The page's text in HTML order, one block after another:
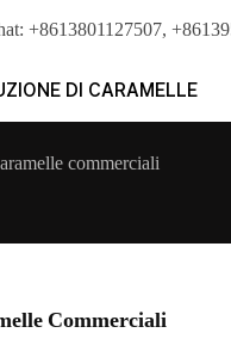
+8613801127507,
DI CARAMELLE
commerciali
Commerciali